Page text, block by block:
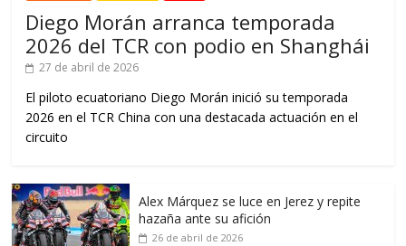
Diego Morán arranca temporada
2026 del TCR con podio en Shanghái
27 de abril de 2026
El piloto ecuatoriano Diego Morán inició su temporada
2026 en el TCR China con una destacada actuación en el
circuito
Alex Márquez se luce en Jerez y repite
hazaña ante su afición
26 de abril de 2026